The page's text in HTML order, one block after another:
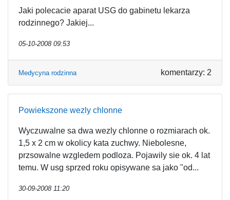
Jaki polecacie aparat USG do gabinetu lekarza
rodzinnego? Jakiej...
05-10-2008 09:53
Medycyna rodzinna komentarzy: 2
Powiekszone wezly chlonne
Wyczuwalne sa dwa wezly chlonne o rozmiarach ok.
1,5 x 2 cm w okolicy kata zuchwy. Niebolesne,
przsowalne wzgledem podloza. Pojawily sie ok. 4 lat
temu. W usg sprzed roku opisywane sa jako "od...
30-09-2008 11:20